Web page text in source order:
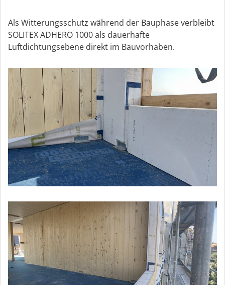
Als Witterungsschutz während der Bauphase verbleibt
SOLITEX ADHERO 1000 als dauerhafte
Luftdichtungsebene direkt im Bauvorhaben.